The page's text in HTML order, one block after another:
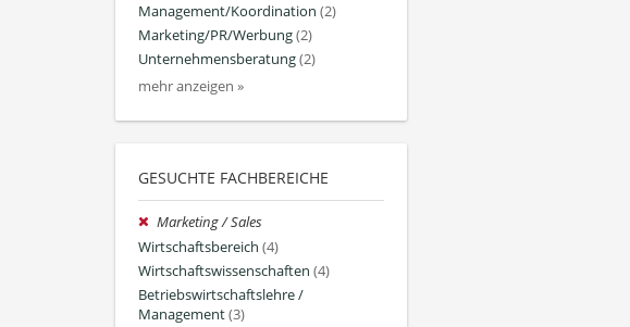
Management/Koordination (2)
Marketing/PR/Werbung(2)
Unternehmensberatung(2)
mehr anzeigen »
GESUCHTE FACHBEREICHE
Marketing / Sales
Wirtschaftsbereich (4)
Wirtschaftswissenschaften (4)
Betriebswirtschaftslehre /
Management(3)